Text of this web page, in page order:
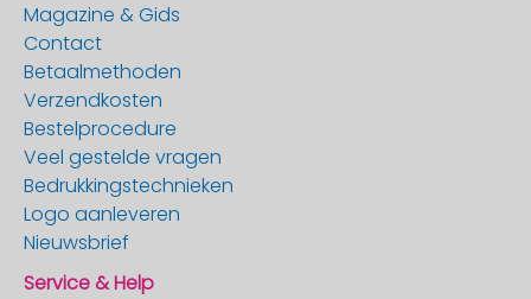
Magazine & Gids
Contact
Betaalmethoden
Verzendkosten
Bestelprocedure
Veel gestelde vragen
Bedrukkingstechnieken
Logo aanleveren
Nieuwsbrief
Service & Help